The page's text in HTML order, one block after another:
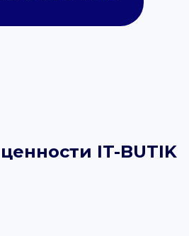
IT-BUTIK